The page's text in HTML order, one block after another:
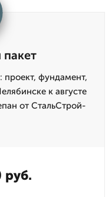
фундамент,
к августе
от СтальСтрой-
руб.